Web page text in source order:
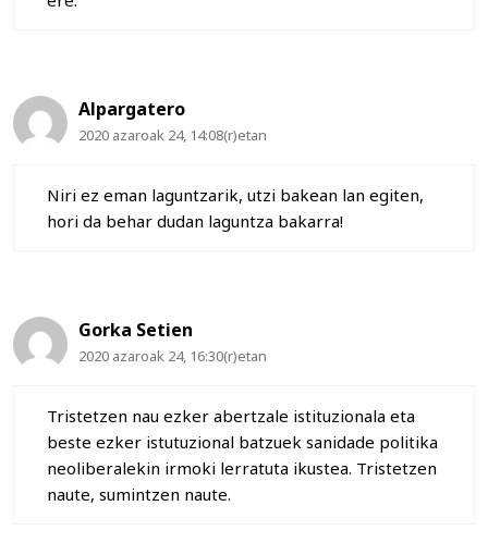
Alpargatero
2020 azaroak 24, 14:08(r)etan
Niri ez eman laguntzarik, utzi bakean lan egiten,
hori da behar dudan laguntza bakarra!
Gorka Setien
2020 azaroak 24, 16:30(r)etan
Tristetzen nau ezker abertzale istituzionala eta
beste ezker istutuzional batzuek sanidade politika
neoliberalekin irmoki lerratuta ikustea. Tristetzen
naute, sumintzen naute.